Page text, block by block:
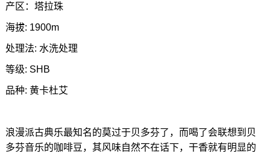
产区：塔拉珠
海拔: 1900m
处理法: 水洗处理
等级: SHB
品种: 黄卡杜艾
浪漫派古典乐最知名的莫过于贝多芬了，而喝了会联想到贝
多芬音乐的咖啡豆，其风味自然不在话下，干香就有明显的